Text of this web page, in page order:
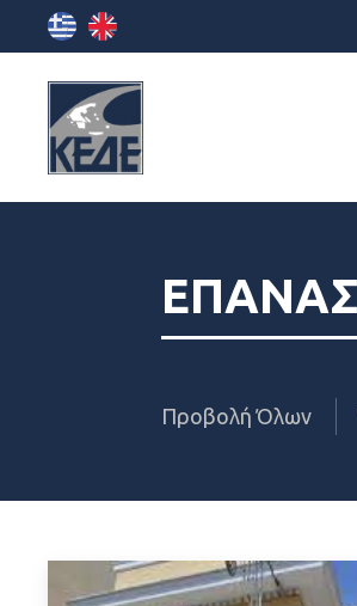
Προβολή Όλων